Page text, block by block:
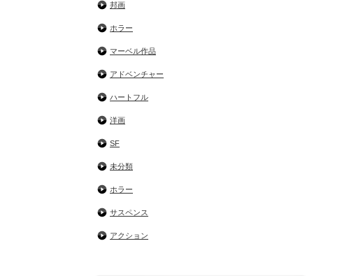
邦画
ホラー
マーベル作品
アドベンチャー
ハートフル
洋画
SF
未分類
ホラー
サスペンス
アクション